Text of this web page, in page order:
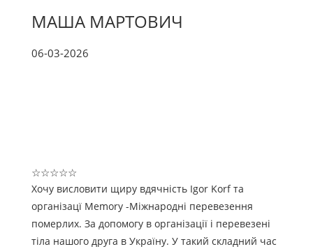
МАША МАРТОВИЧ
06-03-2026
☆☆☆☆☆
Хочу висловити щиру вдячність Igor Korf та
організацї Memory -Міжнародні перевезення
померлих. За допомогу в організації і перевезені
тіла нашого друга в Україну. У такий складний час